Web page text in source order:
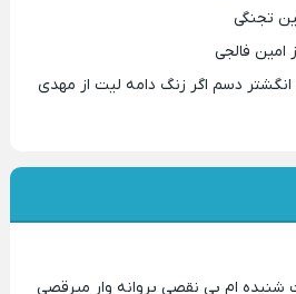
تجنگی
فالجی
دسم اگر زنگ دامه لیت از مهدی
ام بی نقصی پروانه وار میرقصی